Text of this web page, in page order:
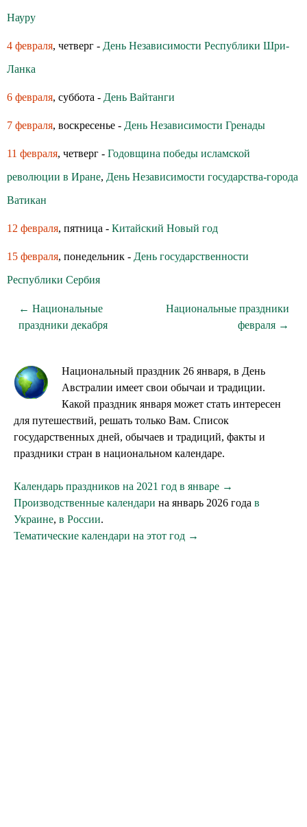
Науру
4 февраля, четверг - День Независимости Республики Шри-
Ланка
6 февраля, суббота - День Вайтанги
7 февраля, воскресенье - День Независимости Гренады
11 февраля, четверг - Годовщина победы исламской
революции в Иране, День Независимости государства-города
Ватикан
12 февраля, пятница - Китайский Новый год
15 февраля, понедельник - День государственности
Республики Сербия
← Национальные
праздники декабря
Национальные праздники
февраля →
Национальный праздник 26 января, в День
Австралии имеет свои обычаи и традиции.
Какой праздник января может стать интересен
для путешествий, решать только Вам. Список
государственных дней, обычаев и традиций, факты и
праздники стран в национальном календаре.
Календарь праздников на 2021 год в январе →
Производственные календари на январь 2026 года в
Украине, в России.
Тематические календари на этот год →